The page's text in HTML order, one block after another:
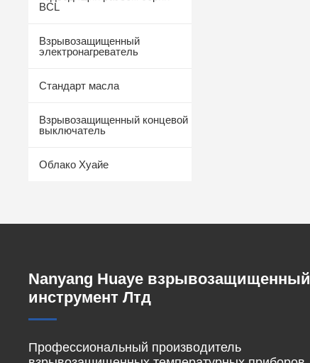
BCL
Взрывозащищенный
электронагреватель
Стандарт масла
Взрывозащищенный концевой
выключатель
Облако Хуайе
Nanyang Huaye взрывозащищенный
инструмент Лтд
Профессиональный производитель